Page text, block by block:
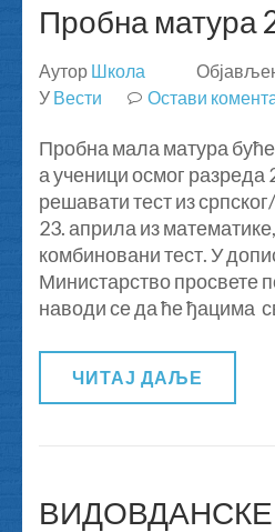
Пробна матура
Аутор Школа
У Вести Остави
Пробна мала матура
а ученици осмог разреда
решавати тест из
23. априла из
комбиновани тест. У
Министарство просвете
наводи се да ће ђацима
ЧИТАЈ ДАЉЕ